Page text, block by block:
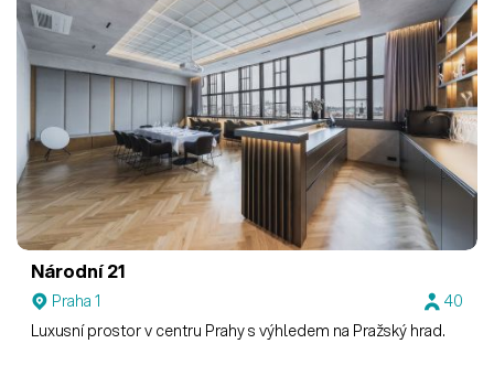
Národní 21
Praha 1
40
Luxusní prostor v centru Prahy s výhledem na Pražský hrad.